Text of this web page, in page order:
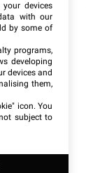
devices
with our
by some of
programs,
developing
devices and
them,
icon. You
subject to